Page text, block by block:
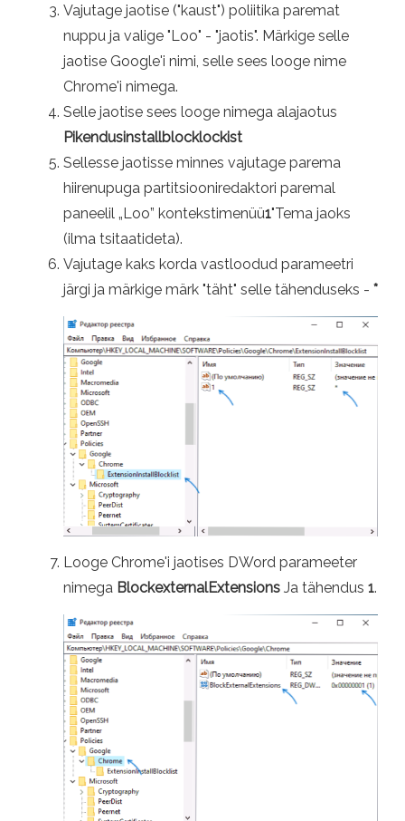
Vajutage jaotise ("kaust") poliitika paremat
nuppu ja valige "Loo" - "jaotis". Märkige selle
jaotise Google'i nimi, selle sees looge nime
Chrome'i nimega.
Selle jaotise sees looge nimega alajaotus
Pikendusinstallblocklockist
Sellesse jaotisse minnes vajutage parema
hiirenupuga partitsiooniredaktori paremal
paneelil „Loo” kontekstimenüü1"Tema jaoks
(ilma tsitaatideta).
Vajutage kaks korda vastloodud parameetri
järgi ja märkige märk "täht" selle tähenduseks - *
Looge Chrome'i jaotises DWord parameeter
nimega BlockexternalExtensions Ja tähendus 1.